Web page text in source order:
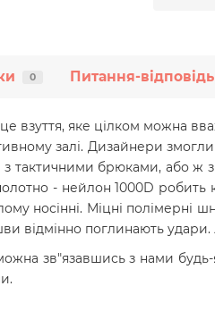
0 Питання-відповідь
взуття, яке цілком можна
залі. Дизайнери
тактичними брюками, або ж
- нейлон 1000D робить
носінні. Міцні полімерні
відмінно поглинають
зв"язавшись з нами